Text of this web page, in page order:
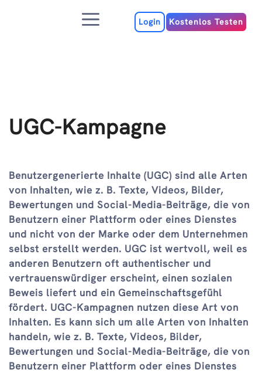
MenuLogin Kostenlos Testen
UGC-Kampagne
Benutzergenerierte Inhalte (UGC) sind alle Arten
von Inhalten, wie z. B. Texte, Videos, Bilder,
Bewertungen und Social-Media-Beiträge, die von
Benutzern einer Plattform oder eines Dienstes
und nicht von der Marke oder dem Unternehmen
selbst erstellt werden. UGC ist wertvoll, weil es
anderen Benutzern oft authentischer und
vertrauenswürdiger erscheint, einen sozialen
Beweis liefert und ein Gemeinschaftsgefühl
fördert. UGC-Kampagnen nutzen diese Art von
Inhalten. Es kann sich um alle Arten von Inhalten
handeln, wie z. B. Texte, Videos, Bilder,
Bewertungen und Social-Media-Beiträge, die von
Benutzern einer Plattform oder eines Dienstes